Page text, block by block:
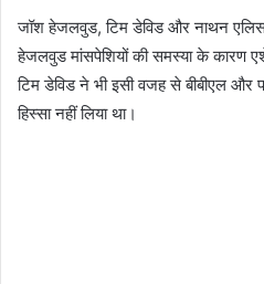
जॉश हेजलवुड, टिम डेविड और नाथन
हेजलवुड मांसपेशियों की समस्या के कारण
टिम डेविड ने भी इसी वजह से बीबीएल और
हिस्सा नहीं लिया था।